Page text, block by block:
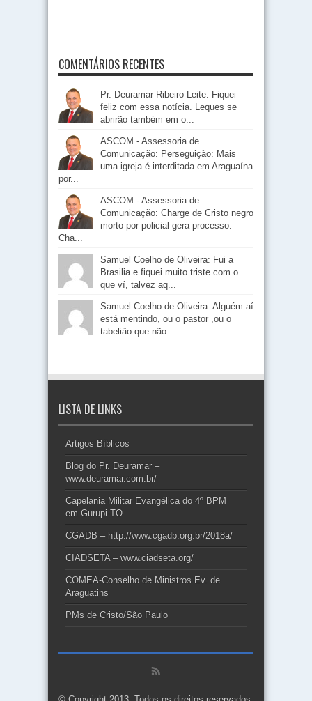
COMENTÁRIOS RECENTES
Pr. Deuramar Ribeiro Leite: Fiquei
feliz com essa notícia. Leques se
abrirão também em o...
ASCOM - Assessoria de
Comunicação: Perseguição: Mais
uma igreja é interditada em Araguaína
por...
ASCOM - Assessoria de
Comunicação: Charge de Cristo negro
morto por policial gera processo.
Cha...
Samuel Coelho de Oliveira: Fui a
Brasilia e fiquei muito triste com o
que ví, talvez aq...
Samuel Coelho de Oliveira: Alguém aí
está mentindo, ou o pastor ,ou o
tabelião que não...
LISTA DE LINKS
Artigos Bíblicos
Blog do Pr. Deuramar –
www.deuramar.com.br/
Capelania Militar Evangélica do 4º BPM
em Gurupi-TO
CGADB – http://www.cgadb.org.br/2018a/
CIADSETA – www.ciadseta.org/
COMEA-Conselho de Ministros Ev. de
Araguatins
PMs de Cristo/São Paulo